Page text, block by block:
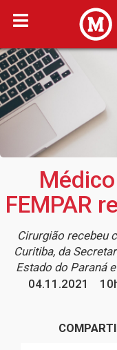
FEMPAR
Cirurgião recebeu
Curitiba, da
Estado do Paraná
04.11.2021